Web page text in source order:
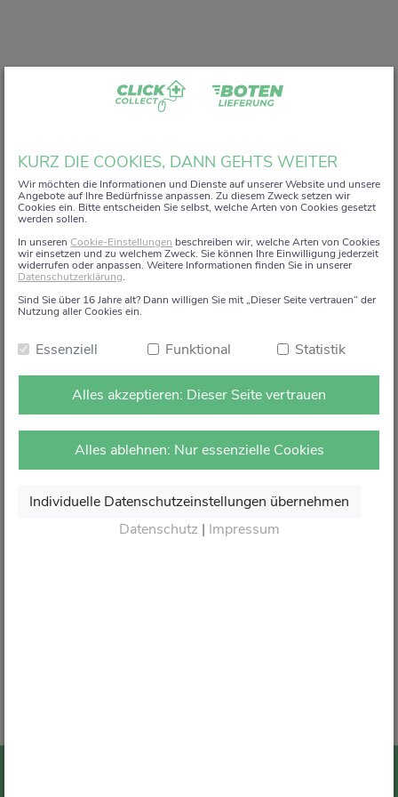
Liebe Kundin, lieber Kunde,
vielen Dank, dass Sie unser digitalesZACK+DA!
Aktionsregal genutzt haben.
Wir haben uns sehr gefreut, Sie auf diesem Weg begleiten
zu dürfen.
Dieses Angebot wird zum 15. Januar 2026 eingestellt.
Ab dem 16. Januar 2026 stehen die Online-
nicht mehr zur Verfügung.
Natürlich sind wir weiterhin persönlich für Sie da. Direkt
vor Ort in Ihrer Apotheke.
attraktive Angebote und den besten Service rund um Ihre
Danke für Ihr Vertrauen.
KURZ DIE COOKIES, DANN GEHTS WEITER
Wir möchten die Informationen und Dienste auf unserer Website und unsere
Angebote auf Ihre Bedürfnisse anpassen. Zu diesem Zweck setzen wir
Cookies ein. Bitte entscheiden Sie selbst, welche Arten von Cookies gesetzt
werden sollen.
In unseren Cookie-Einstellungen beschreiben wir, welche Arten von Cookies
wir einsetzen und zu welchem Zweck. Sie können Ihre Einwilligung jederzeit
widerrufen oder anpassen. Weitere Informationen finden Sie in unserer
Datenschutzerklärung.
Sind Sie über 16 Jahre alt? Dann willigen Sie mit „Dieser Seite vertrauen“ der
Nutzung aller Cookies ein.
Essenziell Funktional Statistik
Alles akzeptieren: Dieser Seite vertrauen
Alles ablehnen: Nur essenzielle Cookies
Individuelle Datenschutzeinstellungen übernehmen
Datenschutz| Impressum